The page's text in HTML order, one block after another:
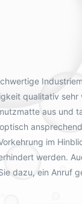
qualitativ
aus und
im
werden.
dazu, ein Anruf